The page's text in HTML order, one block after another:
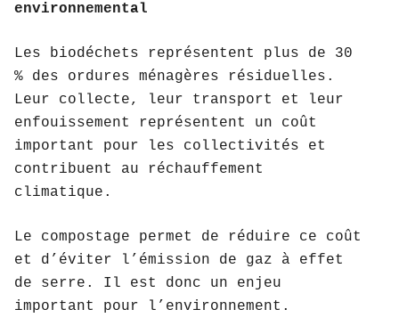
environnemental
Les biodéchets représentent plus de 30
% des ordures ménagères résiduelles.
Leur collecte, leur transport et leur
enfouissement représentent un coût
important pour les collectivités et
contribuent au réchauffement
climatique.
Le compostage permet de réduire ce coût
et d’éviter l’émission de gaz à effet
de serre. Il est donc un enjeu
important pour l’environnement.